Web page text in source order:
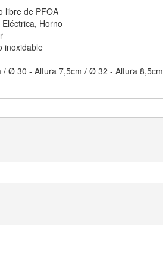
libre de PFOA
Horno
inoxidable
Ø 30 - Altura 7,5cm / Ø 32 - Altura